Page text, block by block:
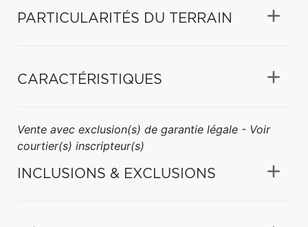
PARTICULARITÉS DU TERRAIN
CARACTÉRISTIQUES
Vente avec exclusion(s) de garantie légale - Voir
courtier(s) inscripteur(s)
INCLUSIONS & EXCLUSIONS